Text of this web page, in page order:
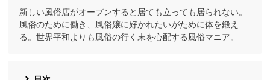
新しい風俗店がオープンすると居ても立っても居られない。
風俗のために働き、風俗嬢に好かれたいがために体を鍛え
る。世界平和よりも風俗の行く末を心配する風俗マニア。